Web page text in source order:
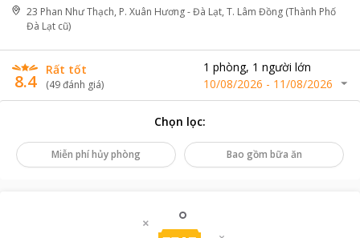
23 Phan Như Thạch, P. Xuân Hương - Đà Lạt, T. Lâm Đồng (Thành Phố
Đà Lạt cũ)
8.4
Rất tốt
(49đánh giá)
1 phòng, 1 người lớn
10/08/2026 - 11/08/2026
Chọn lọc:
Miễn phí hủy phòng Bao gồm bữa ăn